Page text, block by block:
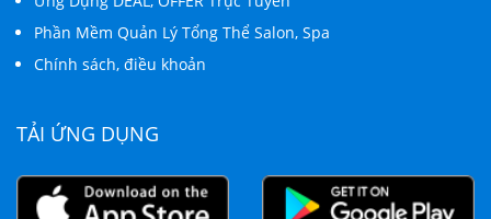
Phần Mềm Quản Lý Tổng Thể Salon, Spa
Chính sách, điều khoản
TẢI ỨNG DỤNG